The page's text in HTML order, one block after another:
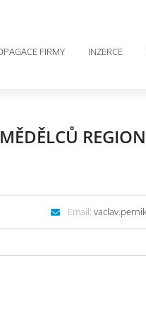
FIRMY INZERCE
Email: